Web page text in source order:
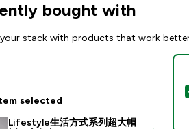
bought with
stack with products that work
selected
Lifestyle生活方式系列超大帽